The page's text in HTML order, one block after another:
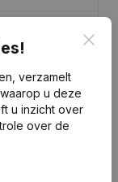
8.734
verzamelt
u deze
u inzicht over
over de